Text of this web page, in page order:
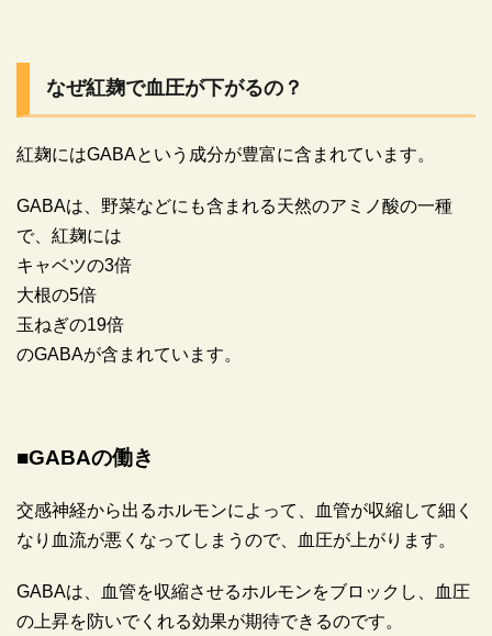
なぜ紅麹で血圧が下がるの？
紅麹にはGABAという成分が豊富に含まれています。
GABAは、野菜などにも含まれる天然のアミノ酸の一種
で、紅麹には
キャベツの3倍
大根の5倍
玉ねぎの19倍
のGABAが含まれています。
■GABAの働き
交感神経から出るホルモンによって、血管が収縮して細く
なり血流が悪くなってしまうので、血圧が上がります。
GABAは、血管を収縮させるホルモンをブロックし、血圧
の上昇を防いでくれる効果が期待できるのです。